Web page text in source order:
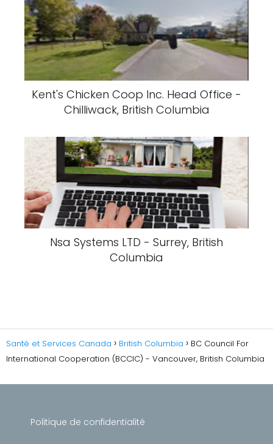
Kent's Chicken Coop Inc. Head Office -
Chilliwack, British Columbia
Nsa Systems LTD - Surrey, British
Columbia
Santé et Services Canada British Columbia
BC Council For
International Cooperation (BCCIC) - Vancouver, British Columbia
Politique de confidentialité